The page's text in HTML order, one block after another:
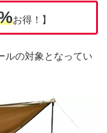
お得！】
ルの対象となってい